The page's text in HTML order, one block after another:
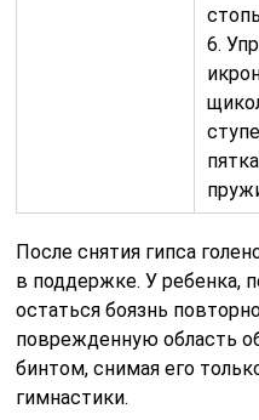
6.
После снятия гипса
в поддержке. У ребенка,
остаться боязнь
поврежденную область
бинтом, снимая его
гимнастики.